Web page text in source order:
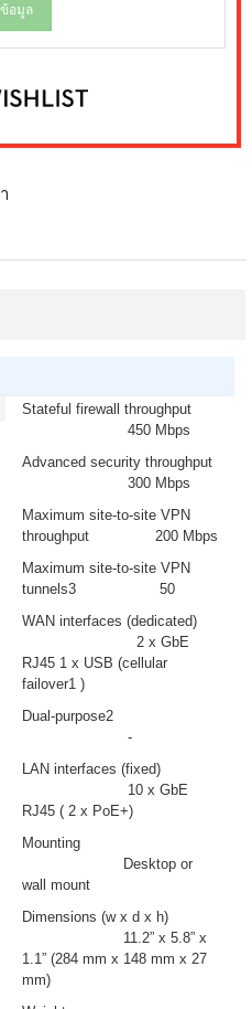
อมูล
Stateful firewall throughput
450 Mbps
Advanced security throughput
300 Mbps
Maximum site-to-site VPN
throughput 200 Mbps
Maximum site-to-site VPN
tunnels3 50
WAN interfaces (dedicated)
2 x GbE
RJ45 1 x USB (cellular
failover1 )
Dual-purpose2
-
LAN interfaces (fixed)
10 x GbE
RJ45 ( 2 x PoE+)
Mounting
Desktop or
wall mount
Dimensions (w x d x h)
11.2” x 5.8” x
1.1” (284 mm x 148 mm x 27
mm)